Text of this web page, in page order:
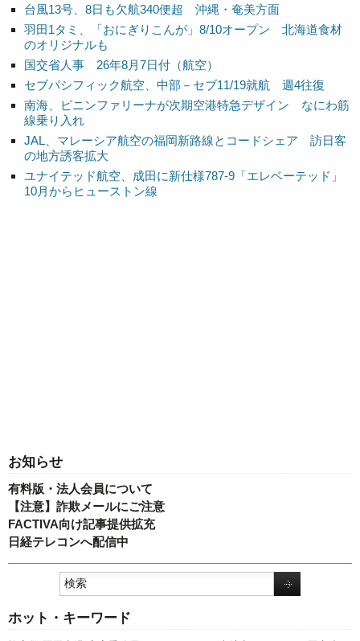
台風13号、8日も欠航340便超 沖縄・奄美方面
羽田1タミ、「おにぎりこんが」8/10オープン 北海道食材
のオリジナルも
国交省人事 26年8月7日付（航空）
セブパシフィック航空、中部－セブ11/19就航 週4往復
南海、ピニンファリーナが次期空港特急デザイン なにわ筋
線乗り入れ
JAL、マレーシア航空の福岡新路線とコードシェア 訪日客
の地方誘客拡大
ユナイテッド航空、成田に新仕様787-9「エレベーテッド」
10月からヒューストン線
お知らせ
有料版・法人会員について
【注意】詐欺メールにご注意
FACTIVA向け記事提供拡充
日経テレコンへ配信中
ホット・キーワード